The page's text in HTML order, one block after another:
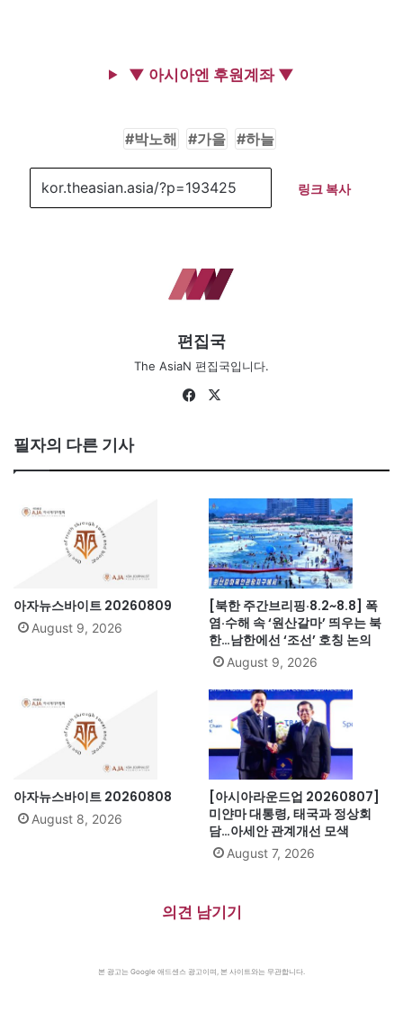
▼ 아시아엔 후원계좌 ▼
박노해 가을 하늘
링크 복사
편집국
The AsiaN 편집국입니다.
Fa
필자의 다른 기사
아자뉴스바이트 20260809
August 9, 2026
[북한 주간브리핑·8.2~8.8] 폭
염·수해 속 ‘원산갈마’ 띄우는 북
한…남한에선 ‘조선’ 호칭 논의
August 9, 2026
아자뉴스바이트 20260808
August 8, 2026
[아시아라운드업 20260807]
미얀마 대통령, 태국과 정상회
담…아세안 관계개선 모색
August 7, 2026
의견 남기기
본 광고는 Google 애드센스 광고이며, 본 사이트와는 무관합니다.